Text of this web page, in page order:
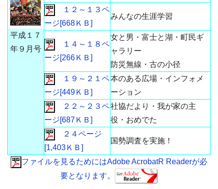
平成１７
年９月号
１２～１３ペ
ージ[668ＫＢ]
みんなの生涯学習
１４～１８ペ
ージ[266ＫＢ]
女と男・富士と湖・町民ギ
ャラリー
防災無線・古の小径
１９～２１ペ
ージ[449ＫＢ]
本のある広場・インフォメ
ーション
２２～２３ペ
ージ[687ＫＢ]
社協だより・我が家の主
役・おめでた
２４ページ
[1,403ＫＢ]
国勢調査を実施！
ファイルを見るためにはAdobe AcrobatR Readerが必
要となります。